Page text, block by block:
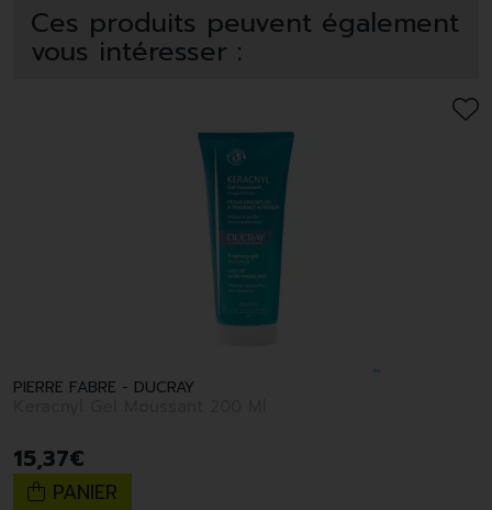
Ces produits peuvent également
vous intéresser :
PIERRE FABRE - DUCRAY
15,37€
PANIER